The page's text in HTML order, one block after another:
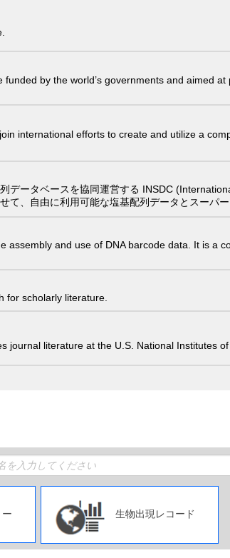
by the world’s governments and aimed
international efforts to create and utilize a
データベースを協同運営する INSDC
、自由に利用可能な塩基配列データとスーパ
assembly and use of DNA barcode data. It is a
for scholarly literature.
journal literature at the U.S. National Institutes
生物出現レコード